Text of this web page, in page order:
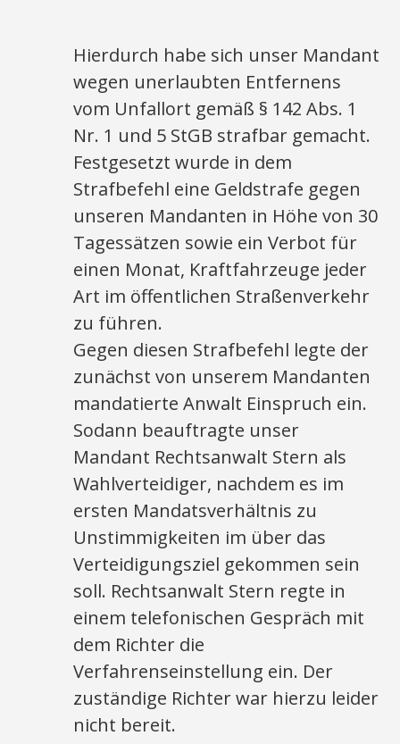
Hierdurch habe sich unser Mandant
wegen unerlaubten Entfernens
vom Unfallort gemäß § 142 Abs. 1
Nr. 1 und 5 StGB strafbar gemacht.
Festgesetzt wurde in dem
Strafbefehl eine Geldstrafe gegen
unseren Mandanten in Höhe von 30
Tagessätzen sowie ein Verbot für
einen Monat, Kraftfahrzeuge jeder
Art im öffentlichen Straßenverkehr
zu führen.
Gegen diesen Strafbefehl legte der
zunächst von unserem Mandanten
mandatierte Anwalt Einspruch ein.
Sodann beauftragte unser
Mandant Rechtsanwalt Stern als
Wahlverteidiger, nachdem es im
ersten Mandatsverhältnis zu
Unstimmigkeiten im über das
Verteidigungsziel gekommen sein
soll. Rechtsanwalt Stern regte in
einem telefonischen Gespräch mit
dem Richter die
Verfahrenseinstellung ein. Der
zuständige Richter war hierzu leider
nicht bereit.